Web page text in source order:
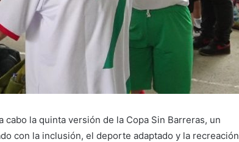
la quinta versión de la Copa Sin Barreras, un
con la inclusión, el deporte adaptado y la recreación